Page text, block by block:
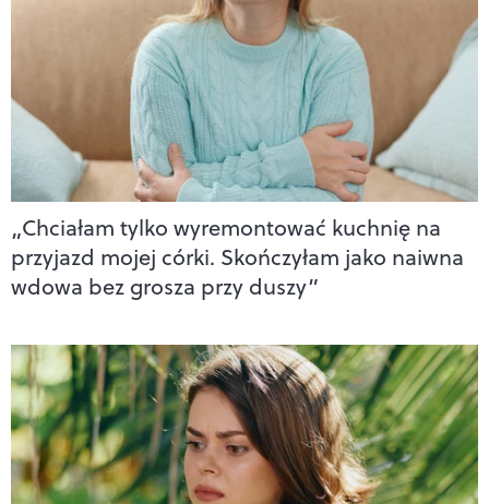
„Chciałam tylko wyremontować kuchnię na
przyjazd mojej córki. Skończyłam jako naiwna
wdowa bez grosza przy duszy”